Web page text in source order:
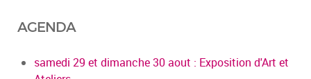
AGENDA
samedi 29 et dimanche 30 aout : Exposition d'Art et